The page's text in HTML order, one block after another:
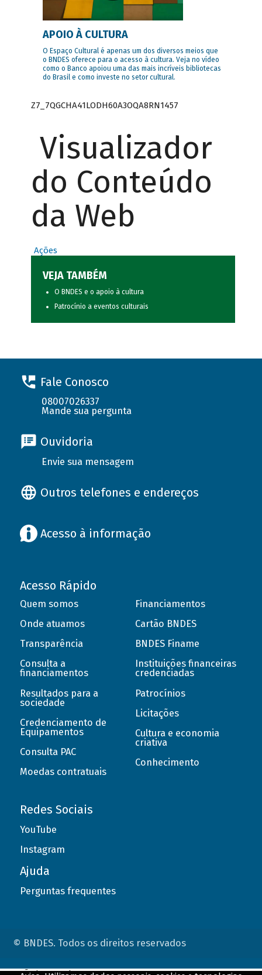
APOIO À CULTURA
O Espaço Cultural é apenas um dos diversos meios que
o BNDES oferece para o acesso à cultura. Veja no vídeo
como o Banco apoiou uma das mais incríveis bibliotecas
do Brasil e como investe no setor cultural.
Z7_7QGCHA41LODH60A3OQA8RN1457
Visualizador
do Conteúdo
da Web
Ações
VEJA TAMBÉM
O BNDES e o apoio à cultura
Patrocínio a eventos culturais
Fale Conosco
08007026337
Mande sua pergunta
Ouvidoria
Envie sua mensagem
Outros telefones e endereços
Acesso à informação
Acesso Rápido
Quem somos
Onde atuamos
Transparência
Consulta a
financiamentos
Resultados para a
sociedade
Credenciamento de
Equipamentos
Consulta PAC
Moedas contratuais
Financiamentos
Cartão BNDES
BNDES Finame
Instituições financeiras
credenciadas
Patrocínios
Licitações
Cultura e economia
criativa
Conhecimento
Redes Sociais
YouTube
Instagram
Ajuda
Perguntas frequentes
© BNDES. Todos os direitos reservados